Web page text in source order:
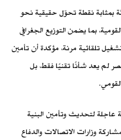
بمثابة نقطة تحوّل حقيقية نحو
بما يضمن التوزيع الجغرافي
تلقائية مرنة، مؤكدة أن تأمين
لم يعد شأنًا تقنيًا فقط، بل
لتحديث وتأمين البنية
وزارات الاتصالات والدفاع